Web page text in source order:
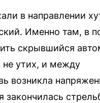
в направлении
Именно там, в
скрывшийся
не утих, и между
возникла
закончилась